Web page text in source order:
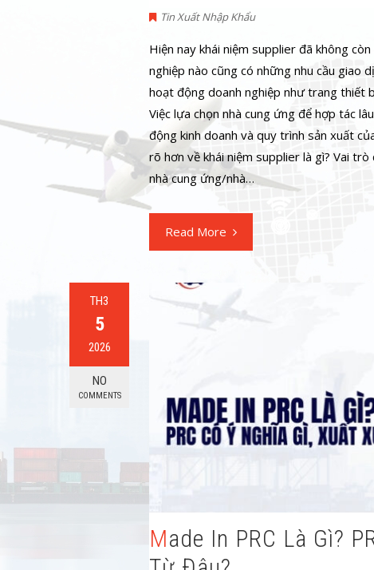
Tin Xuất Nhập Khẩu
Hiện nay khái niệm supplier đã không
nghiệp nào cũng có những nhu cầu giao
hoạt động doanh nghiệp như trang thiết
Việc lựa chọn nhà cung ứng để hợp tác
động kinh doanh và quy trình sản xuất
rõ hơn về khái niệm supplier là gì? Vai
nhà cung ứng/nhà…
Read More
TH3
5
2026
NO
COMMENTS
Made In PRC Là Gì? PRC Có Ý Nghĩa Gì, Xuất Xứ